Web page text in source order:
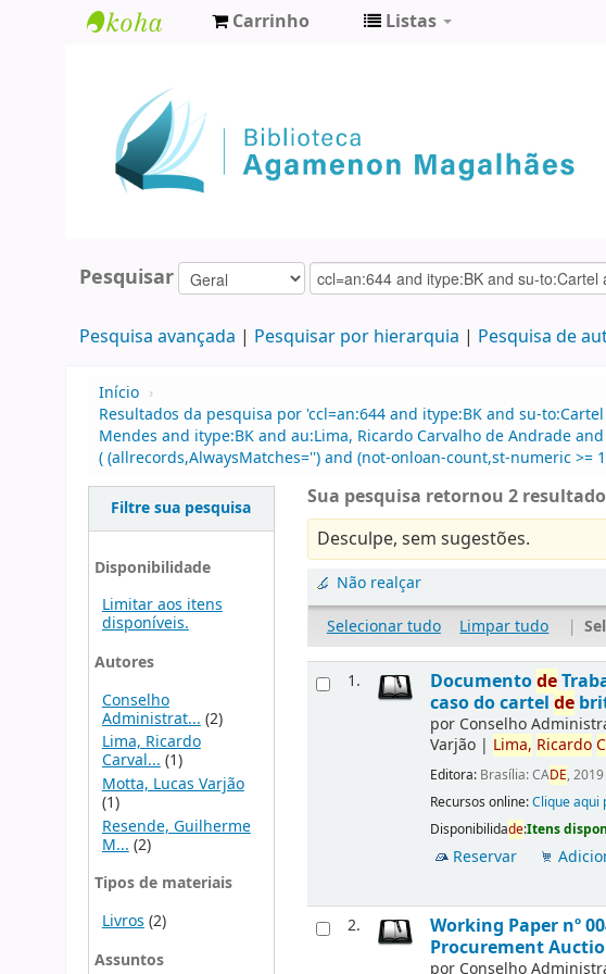
Agamenon
Magalhães
Carrinho Listas
Pesquisar
Pesquisa avançada Pesquisar por hierarquia Pesquisa de
Início ›
Resultados da pesquisa por 'ccl=an:644 and itype:BK and su-
Mendes and itype:BK and au:Lima, Ricardo Carvalho de Andrade
( (allrecords,AlwaysMatches='') and (not-onloan-count,st-numeric >=
Filtre sua pesquisa
Disponibilidade
Limitar aos itens
disponíveis.
Autores
Conselho
Administrat... (2)
Lima, Ricardo
Carval...(1)
Motta, Lucas Varjão
(1)
Resende, Guilherme
M... (2)
Tipos de materiais
Livros (2)
Assuntos
Sua pesquisa retornou 2
Desculpe, sem sugestões.
Não realçar
Selecionar tudo
Limpar tudo |
1. Documentode
caso do cartelde
por Conselho
Varjão | Lima, Ricardo
Editora: Brasília: CADE, 2019
Recursos online:Clique aqui
Disponibilidade:Itens
Reservar
2. Working Paper nº
Procurement